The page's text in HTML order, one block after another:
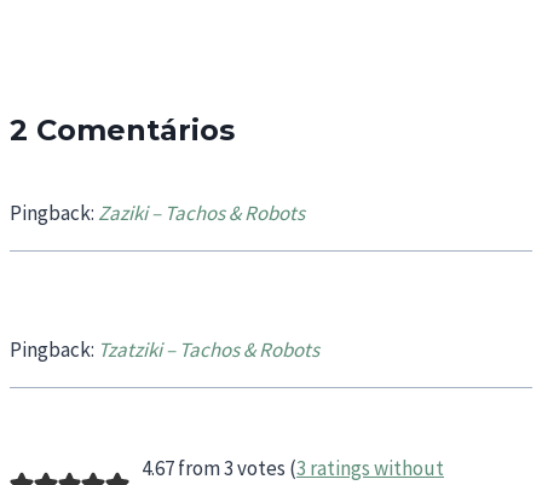
2 Comentários
Pingback: Zaziki – Tachos & Robots
Pingback: Tzatziki – Tachos & Robots
4.67 from 3 votes (3 ratings without